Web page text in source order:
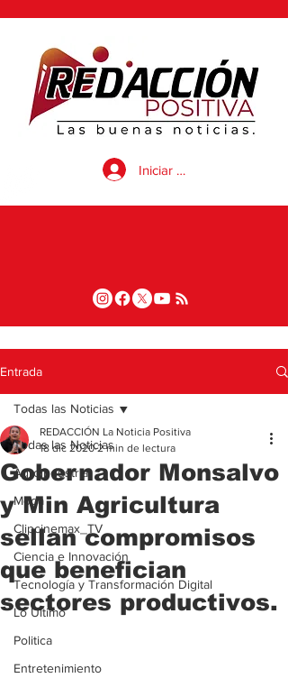
Iniciar sesión
Entrada
Todas las Noticias
Agroindustria
Moda
Clipcinemax_TV
Ciencia e Innovación
Tecnología y Transformación Digital
Lo Ultimo
Politica
Entretenimiento
Todas las Noticias
Gobernador Monsalvo
y Min Agricultura
sellan compromisos
que benefician
sectores productivos.
REDACCIÓN La Noticia Positiva
18 dic 2020 2 min de lectura